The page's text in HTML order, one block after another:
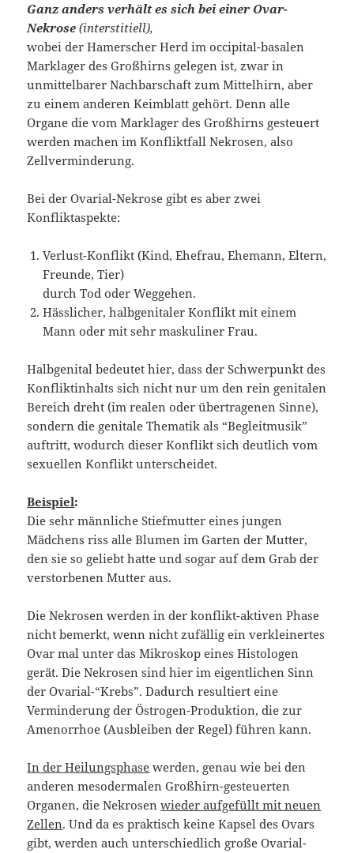
Ganz anders verhält es sich bei einer Ovar-
Nekrose (interstitiell),
wobei der Hamerscher Herd im occipital-basalen
Marklager des Großhirns gelegen ist, zwar in
unmittelbarer Nachbarschaft zum Mittelhirn, aber
zu einem anderen Keimblatt gehört. Denn alle
Organe die vom Marklager des Großhirns gesteuert
werden machen im Konfliktfall Nekrosen, also
Zellverminderung.
Bei der Ovarial-Nekrose gibt es aber zwei
Konfliktaspekte:
Verlust-Konflikt (Kind, Ehefrau, Ehemann, Eltern,
Freunde, Tier)
durch Tod oder Weggehen.
Hässlicher, halbgenitaler Konflikt mit einem
Mann oder mit sehr maskuliner Frau.
Halbgenital bedeutet hier, dass der Schwerpunkt des
Konfliktinhalts sich nicht nur um den rein genitalen
Bereich dreht (im realen oder übertragenen Sinne),
sondern die genitale Thematik als “Begleitmusik”
auftritt, wodurch dieser Konflikt sich deutlich vom
sexuellen Konflikt unterscheidet.
Beispiel:
Die sehr männliche Stiefmutter eines jungen
Mädchens riss alle Blumen im Garten der Mutter,
den sie so geliebt hatte und sogar auf dem Grab der
verstorbenen Mutter aus.
Die Nekrosen werden in der konflikt-aktiven Phase
nicht bemerkt, wenn nicht zufällig ein verkleinertes
Ovar mal unter das Mikroskop eines Histologen
gerät. Die Nekrosen sind hier im eigentlichen Sinn
der Ovarial-“Krebs”. Dadurch resultiert eine
Verminderung der Östrogen-Produktion, die zur
Amenorrhoe (Ausbleiben der Regel) führen kann.
In der Heilungsphase werden, genau wie bei den
anderen mesodermalen Großhirn-gesteuerten
Organen, die Nekrosenwieder aufgefüllt mit neuen
Zellen. Und da es praktisch keine Kapsel des Ovars
gibt, werden auch unterschiedlich große Ovarial-